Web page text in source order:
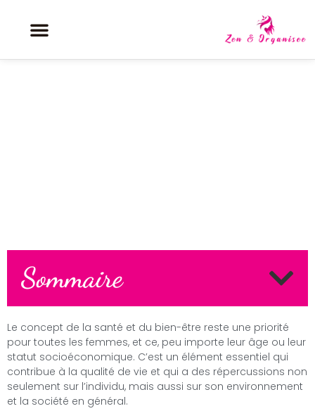
Sommaire
Le concept de la santé et du bien-être reste une priorité
pour toutes les femmes, et ce, peu importe leur âge ou leur
statut socioéconomique. C’est un élément essentiel qui
contribue à la qualité de vie et qui a des répercussions non
seulement sur l’individu, mais aussi sur son environnement
et la société en général.